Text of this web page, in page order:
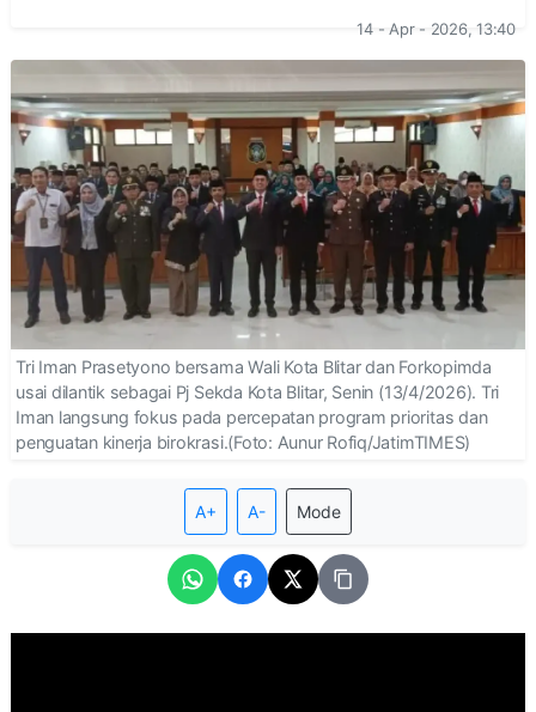
14 - Apr - 2026, 13:40
Tri Iman Prasetyono bersama Wali Kota Blitar dan Forkopimda
usai dilantik sebagai Pj Sekda Kota Blitar, Senin (13/4/2026). Tri
Iman langsung fokus pada percepatan program prioritas dan
penguatan kinerja birokrasi.(Foto: Aunur Rofiq/JatimTIMES)
A+ A- Mode